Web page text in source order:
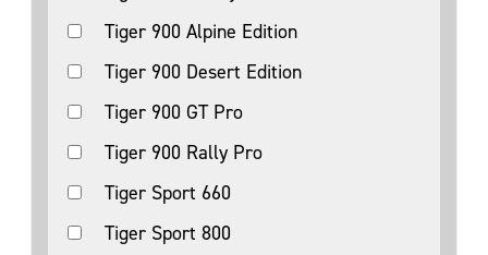
Tiger 900 Alpine Edition
Tiger 900 Desert Edition
Tiger 900 GT Pro
Tiger 900 Rally Pro
Tiger Sport 660
Tiger Sport 800